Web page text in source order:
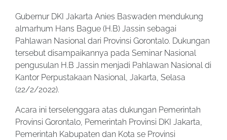
Gubernur DKI Jakarta Anies Baswaden mendukung
almarhum Hans Bague (H.B) Jassin sebagai
Pahlawan Nasional dari Provinsi Gorontalo. Dukungan
tersebut disampaikannya pada Seminar Nasional
pengusulan H.B Jassin menjadi Pahlawan Nasional di
Kantor Perpustakaan Nasional, Jakarta, Selasa
(22/2/2022).
Acara ini terselenggara atas dukungan Pemerintah
Provinsi Gorontalo, Pemerintah Provinsi DKI Jakarta,
Pemerintah Kabupaten dan Kota se Provinsi